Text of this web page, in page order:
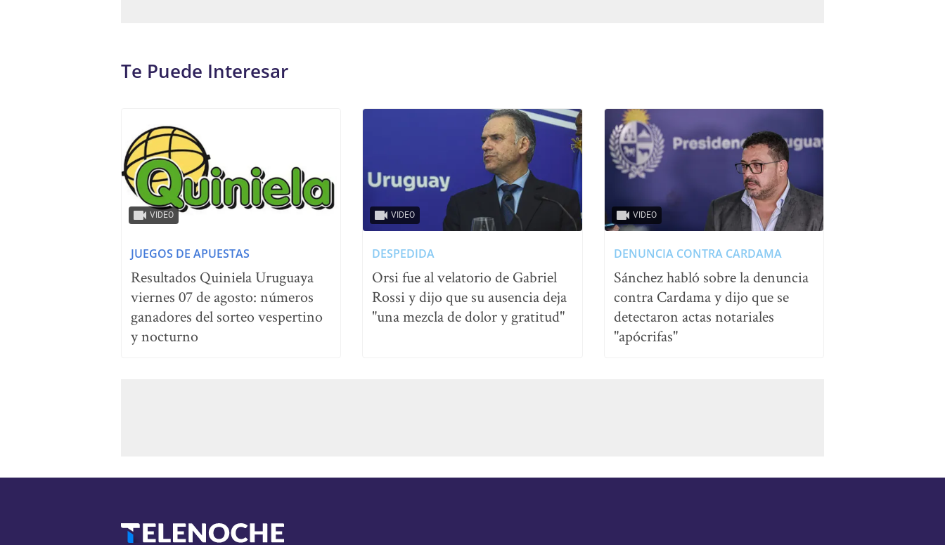
Te Puede Interesar
VIDEO
JUEGOS DE APUESTAS
Resultados Quiniela Uruguaya
viernes 07 de agosto: números
ganadores del sorteo vespertino
y nocturno
VIDEO
DESPEDIDA
Orsi fue al velatorio de Gabriel
Rossi y dijo que su ausencia deja
"una mezcla de dolor y gratitud"
VIDEO
DENUNCIA CONTRA CARDAMA
Sánchez habló sobre la denuncia
contra Cardama y dijo que se
detectaron actas notariales
"apócrifas"